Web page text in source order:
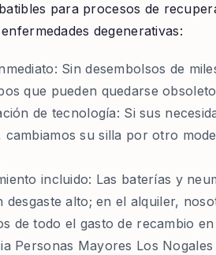
para procesos de
degenerativas:
Sin desembolsos de
que pueden quedarse
de tecnología: Si sus
cambiamos su silla por otro
incluido: Las baterías y
desgaste alto; en el alquiler,
de todo el gasto de recambio en
Personas Mayores Los Nogales